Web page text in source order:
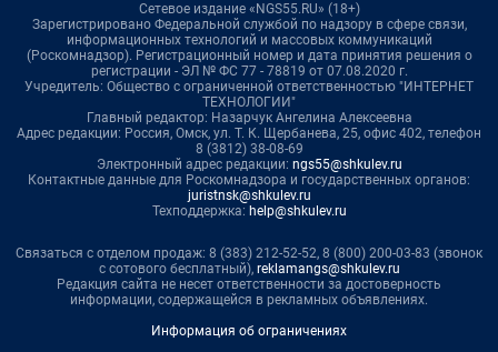
Сетевое издание «NGS55.RU» (18+)
Зарегистрировано Федеральной службой по надзору в сфере связи,
информационных технологий и массовых коммуникаций
(Роскомнадзор). Регистрационный номер и дата принятия решения о
регистрации - ЭЛ № ФС 77 - 78819 от 07.08.2020 г.
Учредитель: Общество с ограниченной ответственностью "ИНТЕРНЕТ
ТЕХНОЛОГИИ"
Главный редактор: Назарчук Ангелина Алексеевна
Адрес редакции: Россия, Омск, ул. Т. К. Щербанева, 25, офис 402, телефон
8 (3812) 38-08-69
Электронный адрес редакции: ngs55@shkulev.ru
Контактные данные для Роскомнадзора и государственных органов:
juristnsk@shkulev.ru
Техподдержка: help@shkulev.ru
Связаться с отделом продаж: 8 (383) 212-52-52, 8 (800) 200-03-83 (звонок
с сотового бесплатный), reklamangs@shkulev.ru
Редакция сайта не несет ответственности за достоверность
информации, содержащейся в рекламных объявлениях.
Информация об ограничениях